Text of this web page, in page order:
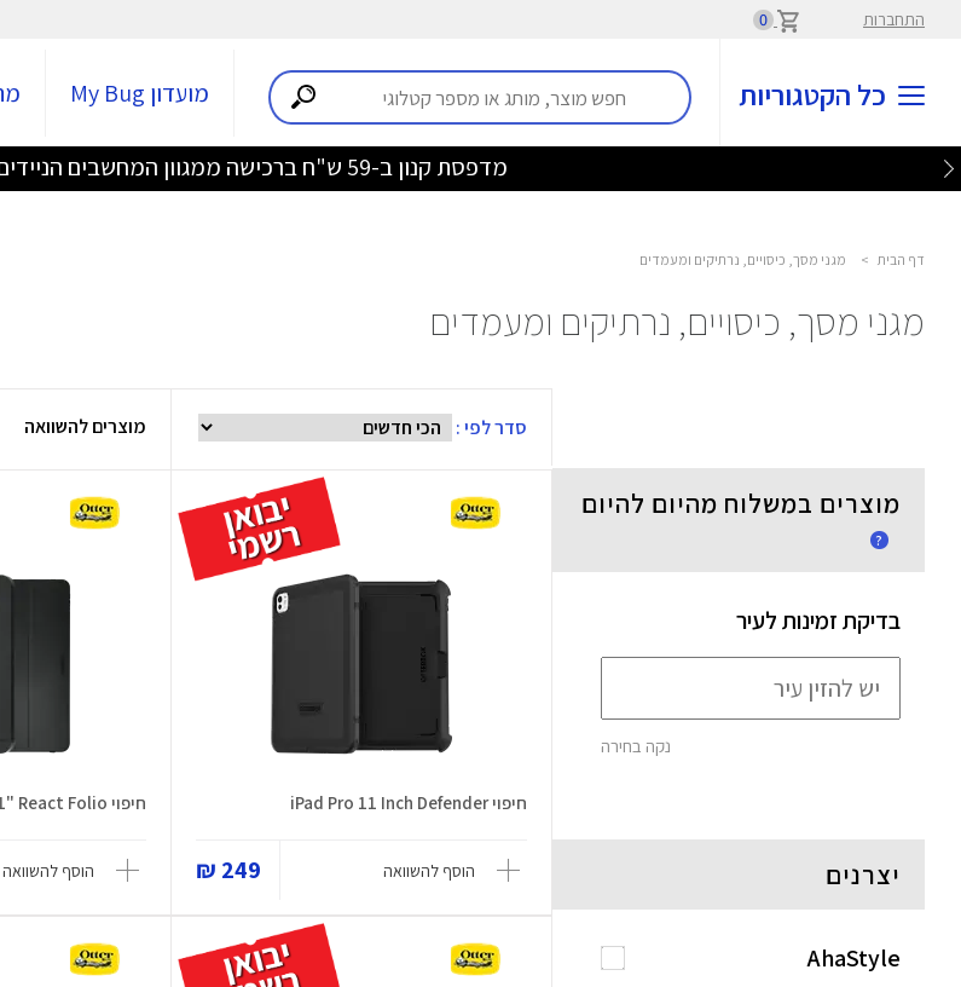
התחברות 0
כל הקטגוריות מועדון My Bug
מדפסת קנון ב-59 ש"ח ברכישה ממגוון המחשבים הניידים והנייחים שבמבצע >>>
דף הבית > מגני מסך, כיסויים, נרתיקים ומעמדים
מגני מסך, כיסויים, נרתיקים ומעמדים
סדר לפי : מוצרים להשוואה
חיפוי iPad Pro 11 Inch Defender
הוסף להשוואה 249 ₪
חיפוי iPad Pro 11" React Folio
הוסף להשוואה
מוצרים במשלוח מהיום להיום
?
בדיקת זמינות לעיר
נקה בחירה
יצרנים
AhaStyle